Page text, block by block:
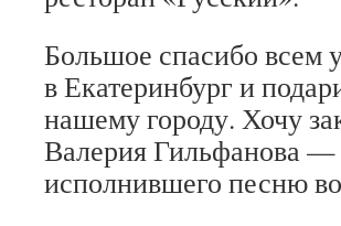
Большое спасибо всем
в Екатеринбург и
нашему городу. Хочу
Валерия Гильфанова —
исполнившего песню